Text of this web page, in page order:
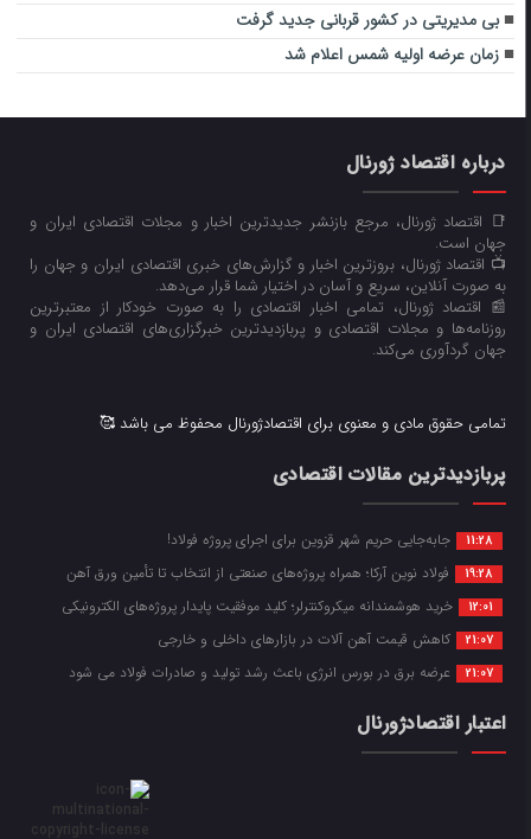
بی‌ مدیریتی در کشور قربانی جدید گرفت
زمان عرضه اولیه شمس اعلام شد
درباره اقتصاد ژورنال
📑 اقتصاد ژورنال، مرجع بازنشر جدیدترین اخبار و مجلات اقتصادی ایران و
جهان است.
📺 اقتصاد ژورنال، بروزترین اخبار و گزارش‌های خبری اقتصادی ایران و جهان را
به صورت آنلاین، سریع و آسان در اختیار شما قرار می‌‌دهد.
📰 اقتصاد ژورنال، تمامی اخبار اقتصادی را به صورت خودکار از معتبرترین
روزنامه‌ها و مجلات اقتصادی و پربازدیدترین خبرگزاری‌های اقتصادی ایران و
جهان گردآوری می‌کند.
تمامی حقوق مادی و معنوی برای اقتصادژورنال محفوظ می باشد 🥰
پربازدیدترین مقالات اقتصادی
11:28 جابه‌جایی حریم شهر قزوین برای اجرای پروژه فولاد!
19:28 فولاد نوین آرکا؛ همراه پروژه‌های صنعتی از انتخاب تا تأمین ورق آهن
12:01 خرید هوشمندانه میکروکنترلر؛ کلید موفقیت پایدار پروژه‌های الکترونیکی
21:07 کاهش قیمت آهن آلات در بازارهای داخلی و خارجی
21:07 عرضه برق در بورس انرژی باعث رشد تولید و صادرات فولاد می شود
اعتبار اقتصادژورنال